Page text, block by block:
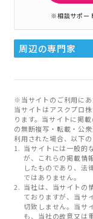
※相談サポー
周辺の専門家
※当サイトのご利用にあ
当サイトはアスクプロ
ります。当サイトに掲
の無断複写・転載・公
利用された場合、以下
当サイトには一般的
が、これらの掲載情
したものであり、法
ではありません。
当社は、当サイトの
ておりますが、当サ
切致しません。当サ
も、当社の故意又は